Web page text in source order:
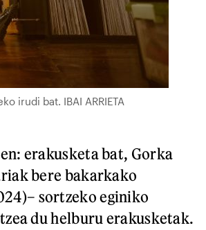
irudi bat. IBAI ARRIETA
erakusketa bat, Gorka
bere bakarkako
sortzeko eginiko
du helburu erakusketak.